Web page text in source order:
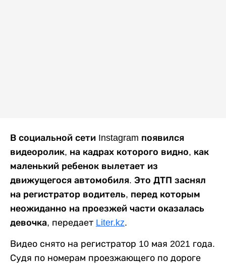
В социальной сети Instagram появился
видеоролик, на кадрах которого видно, как
маленький ребенок вылетает из
движущегося автомобиля. Это ДТП заснял
на регистратор водитель, перед которым
неожиданно на проезжей части оказалась
девочка, передает Liter.kz.
Видео снято на регистратор 10 мая 2021 года.
Судя по номерам проезжающего по дороге